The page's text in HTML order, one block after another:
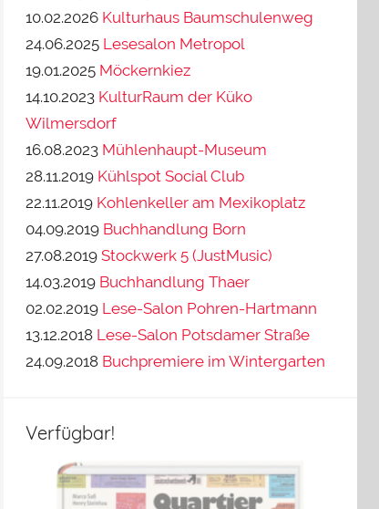
10.02.2026 Kulturhaus Baumschulenweg
24.06.2025 Lesesalon Metropol
19.01.2025 Möckernkiez
14.10.2023 KulturRaum der Küko
Wilmersdorf
16.08.2023 Mühlenhaupt-Museum
28.11.2019 Kühlspot Social Club
22.11.2019 Kohlenkeller am Mexikoplatz
04.09.2019 Buchhandlung Born
27.08.2019 Stockwerk 5 (JustMusic)
14.03.2019 Buchhandlung Thaer
02.02.2019 Lese-Salon Pohren-Hartmann
13.12.2018 Lese-Salon Potsdamer Straße
24.09.2018 Buchpremiere im Wintergarten
Verfügbar!